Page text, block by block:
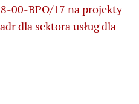
00-BPO/17 na projekty
dla sektora usług dla